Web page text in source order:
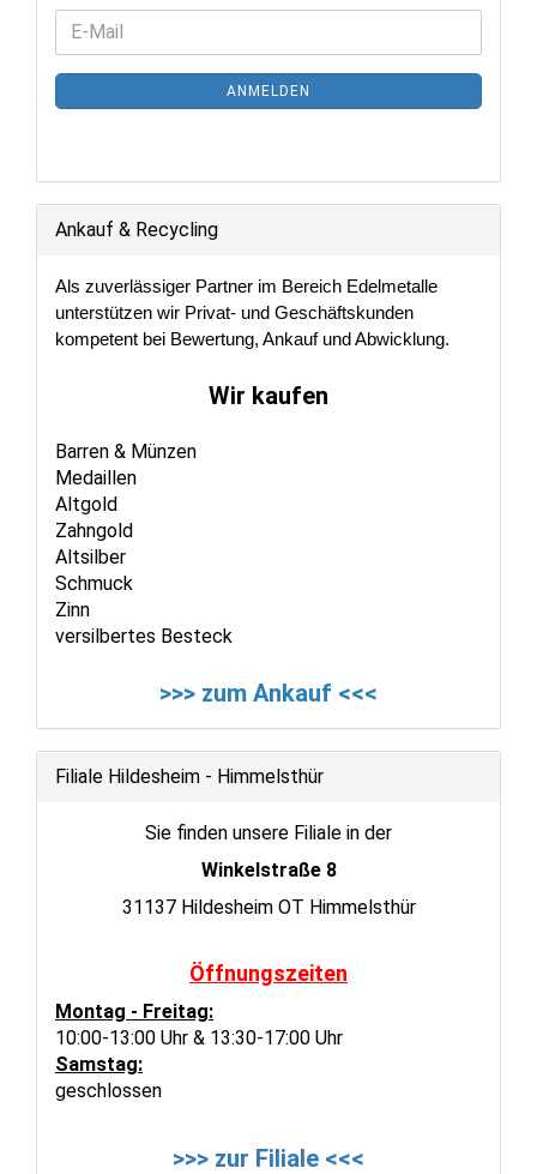
WEITER
NEWSLETTER-
ANMELDUNG
E-
Mail
ANMELDEN
Ankauf & Recycling
Als zuverlässiger Partner im Bereich Edelmetalle
unterstützen wir Privat- und Geschäftskunden
kompetent bei Bewertung, Ankauf und Abwicklung.
Wir kaufen
Barren & Münzen
Medaillen
Altgold
Zahngold
Altsilber
Schmuck
Zinn
versilbertes Besteck
>>> zum Ankauf <<<
Filiale Hildesheim - Himmelsthür
Sie finden unsere Filiale in der
Winkelstraße 8
31137 Hildesheim OT Himmelsthür
Öffnungszeiten
Montag - Freitag:
10:00-13:00 Uhr & 13:30-17:00 Uhr
Samstag:
geschlossen
>>> zur Filiale <<<